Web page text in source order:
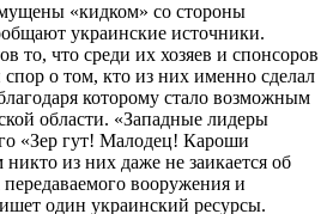
«кидком» со стороны
украинские источники.
то, что среди их хозяев и спонсоров
о том, кто из них именно сделал
которому стало возможным
области. «Западные лидеры
«Зер гут! Малодец! Кароши
из них даже не заикается об
вооружения и
один украинский ресурсы.